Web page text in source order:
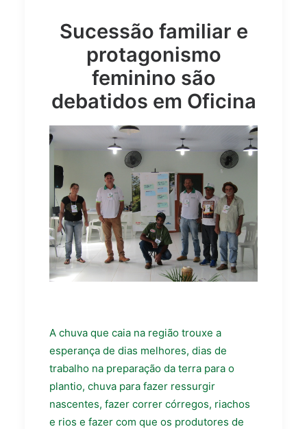
Sucessão familiar e
protagonismo
feminino são
debatidos em Oficina
A chuva que caia na região trouxe a
esperança de dias melhores, dias de
trabalho na preparação da terra para o
plantio, chuva para fazer ressurgir
nascentes, fazer correr córregos, riachos
e rios e fazer com que os produtores de